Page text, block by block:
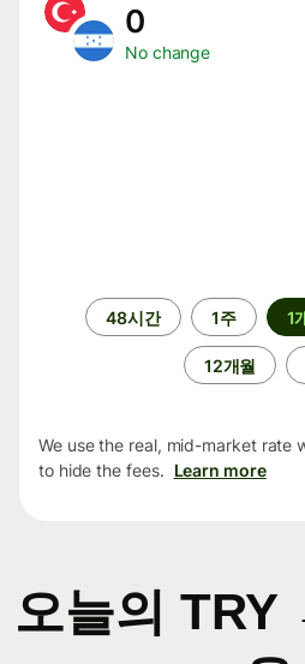
0
No change
48시간 1주 1
12개월
We use the real, mid-market rate
to hide the fees. Learn more
오늘의